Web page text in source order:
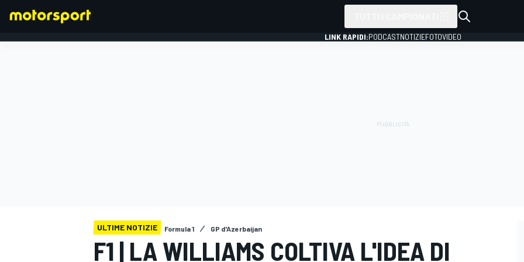
LINK RAPIDI:PODCASTNOTIZIEFOTOVIDEO
ULTIME NOTIZIE Formula 1 GP d'Azerbaijan
F1 | LA WILLIAMS COLTIVA L'IDEA DI